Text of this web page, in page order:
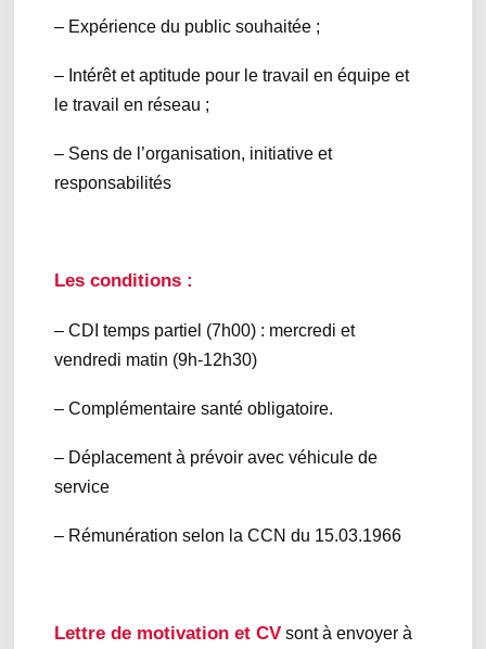
– Expérience du public souhaitée ;
– Intérêt et aptitude pour le travail en équipe et
le travail en réseau ;
– Sens de l’organisation, initiative et
responsabilités
Les conditions :
– CDI temps partiel (7h00) : mercredi et
vendredi matin (9h-12h30)
– Complémentaire santé obligatoire.
– Déplacement à prévoir avec véhicule de
service
– Rémunération selon la CCN du 15.03.1966
Lettre de motivation et CV sont à envoyer à